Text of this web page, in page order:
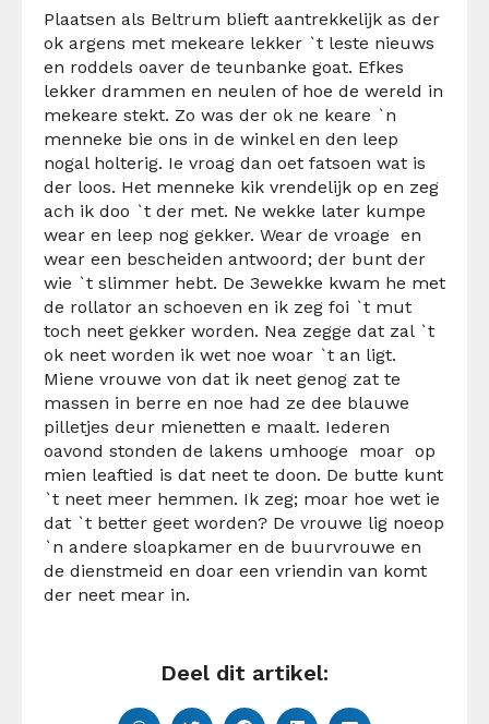
Plaatsen als Beltrum blieft aantrekkelijk as der
ok argens met mekeare lekker `t leste nieuws
en roddels oaver de teunbanke goat. Efkes
lekker drammen en neulen of hoe de wereld in
mekeare stekt. Zo was der ok ne keare `n
menneke bie ons in de winkel en den leep
nogal holterig. Ie vroag dan oet fatsoen wat is
der loos. Het menneke kik vrendelijk op en zeg
ach ik doo `t der met. Ne wekke later kumpe
wear en leep nog gekker. Wear de vroage en
wear een bescheiden antwoord; der bunt der
wie `t slimmer hebt. De 3ewekke kwam he met
de rollator an schoeven en ik zeg foi `t mut
toch neet gekker worden. Nea zegge dat zal `t
ok neet worden ik wet noe woar `t an ligt.
Miene vrouwe von dat ik neet genog zat te
massen in berre en noe had ze dee blauwe
pilletjes deur mienetten e maalt. Iederen
oavond stonden de lakens umhooge moar op
mien leaftied is dat neet te doon. De butte kunt
`t neet meer hemmen. Ik zeg; moar hoe wet ie
dat `t better geet worden? De vrouwe lig noeop
`n andere sloapkamer en de buurvrouwe en
de dienstmeid en doar een vriendin van komt
der neet mear in.
Deel dit artikel: